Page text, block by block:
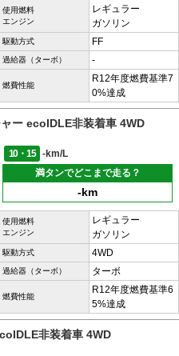
使用燃料
エンジン
レギュラー
ガソリン
駆動方式 FF
過給器（ターボ） -
燃費性能
R12年度燃費基準7
0%達成
ー ecoIDLE非装着車 4WD
10・15
-km/L
満タンでどこまで走る？
-km
使用燃料
エンジン
レギュラー
ガソリン
駆動方式 4WD
過給器（ターボ） ターボ
燃費性能
R12年度燃費基準6
5%達成
非装着車 4WD